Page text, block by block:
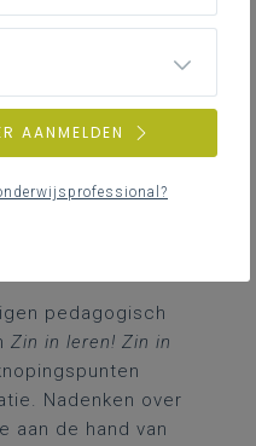
pedagogisch
Zin in leren! Zin in
Nadenken over
aan de hand van
AANMELDEN